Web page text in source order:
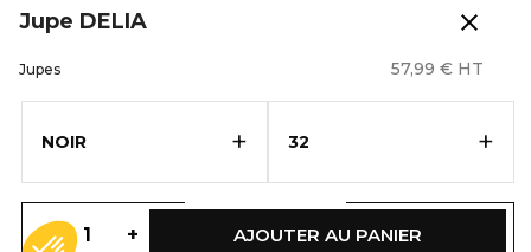
Jupe DELIA
Jupes 57,99 € HT
NOIR + 32 +
- + AJOUTER AU PANIER
close
Tissu technique :
- Très résistant, adapté à un usage intensif et
quotidien
- Résistant aux taches, pour un entretien facile et
Optez pour une jupe aussi élégante que
fonctionnelle, pensée pour vous accompagner